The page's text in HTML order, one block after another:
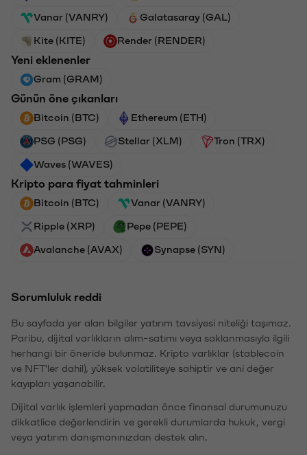
Vanar (VANRY) Galatasaray (GAL)
Kite (KITE) Render (RENDER)
Yeni eklenenler
Gram (GRAM)
Günün öne çıkanları
Bitcoin (BTC) Ethereum (ETH)
PSG (PSG) Stellar (XLM) Tron (TRX)
Waves (WAVES)
Kripto para fiyat tahminleri
Bitcoin (BTC) Vanar (VANRY)
Ripple (XRP) Pepe (PEPE)
Avalanche (AVAX) Synapse (SYN)
Sorumluluk reddi
Bu sayfada yer alan bilgiler yatırım tavsiyesi niteliği taşımaz.
Paribu, dijital varlıkların alım-satımı veya saklanmasıyla ilgili
herhangi bir öneride bulunmaz. Kripto varlıklar (stablecoin
ve NFT'ler dahil), yüksek volatiliteye sahiptir ve ani değer
kayıpları yaşanabilir.
Dijital varlık işlemleri yapmadan önce finansal durumunuzu
dikkatlice değerlendirin ve gerekli durumlarda hukuk, vergi
veya yatırım danışmanınızdan destek alın.